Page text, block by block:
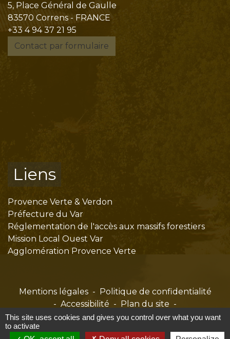
5, Place Général de Gaulle
83570 Correns - FRANCE
+33 4 94 37 21 95
Contact par formulaire
Liens
Provence Verte & Verdon
Préfecture du Var
Réglementation de l'accès aux massifs forestiers
Mission Local Ouest Var
Agglomération Provence Verte
Mentions légales - Politique de confidentialité
- Accessibilité - Plan du site -
Gestion des cookies
This site uses cookies and gives you control over what you want
to activate